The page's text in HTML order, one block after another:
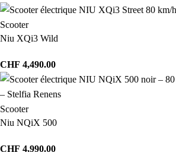
Scooter
Niu XQi3 Wild
CHF 4,490.00
Scooter
Niu NQiX 500
CHF 4,990.00